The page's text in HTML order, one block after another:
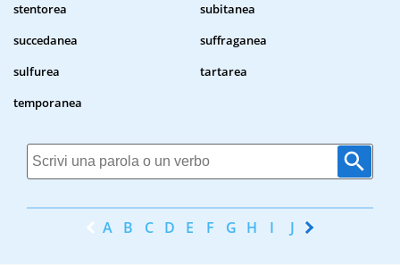
stentorea
subitanea
succedanea
suffraganea
sulfurea
tartarea
temporanea
A B C D E F G H I J K